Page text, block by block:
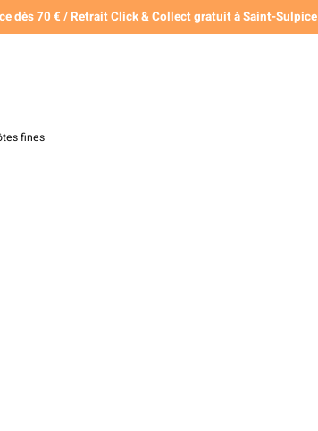
dès 70 € / Retrait Click & Collect gratuit à Saint-Sulpice
fines